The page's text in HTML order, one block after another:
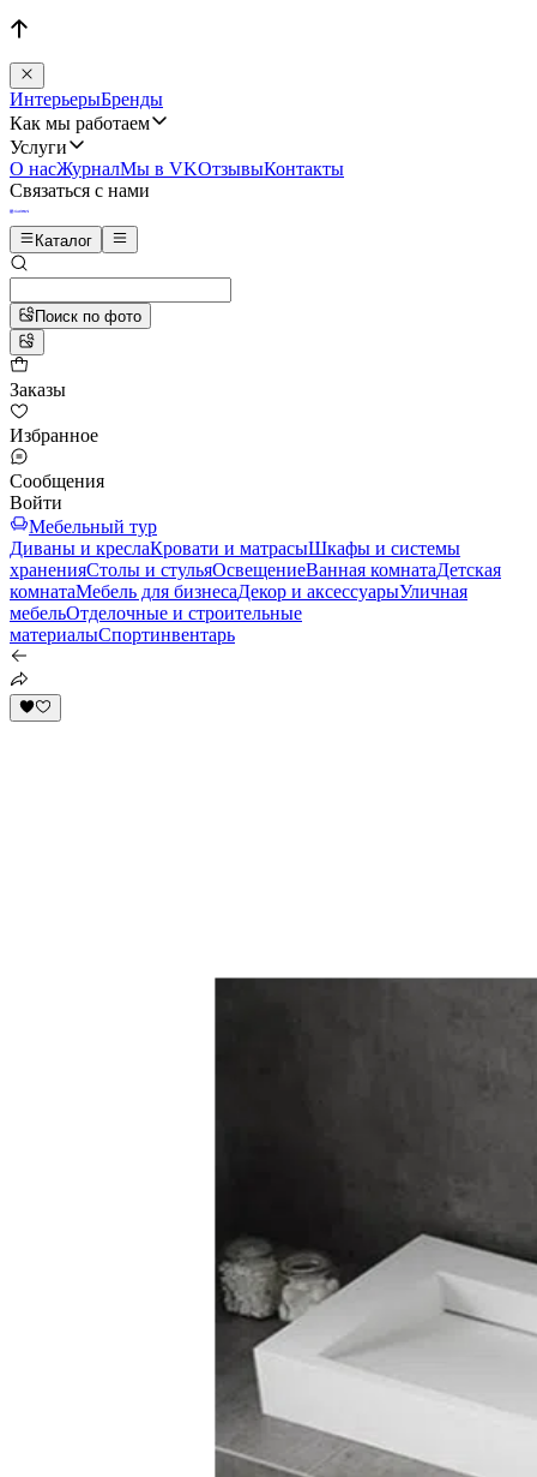
ИнтерьерыБренды
Как мы работаем
Услуги
О насЖурналМы в VKОтзывыКонтакты
Связаться с нами
Каталог
Поиск по фото
Заказы
Избранное
Сообщения
Войти
Мебельный тур
Диваны и креслаКровати и матрасыШкафы и системы
храненияСтолы и стульяОсвещениеВанная комнатаДетская
комнатаМебель для бизнесаДекор и аксессуарыУличная
мебельОтделочные и строительные
материалыСпортинвентарь